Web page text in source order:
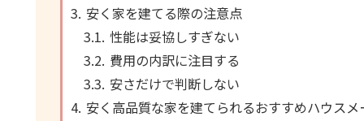
安く家を建てる際の注意点
性能は妥協しすぎない
費用の内訳に注目する
安さだけで判断しない
安く高品質な家を建てられるおすすめハウスメ